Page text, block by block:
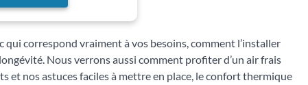
correspond vraiment à vos besoins, comment l’installer
Nous verrons aussi comment profiter d’un air frais
et nos astuces faciles à mettre en place, le confort thermique